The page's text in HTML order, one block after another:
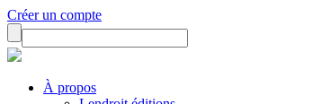
Créer un compte
À propos